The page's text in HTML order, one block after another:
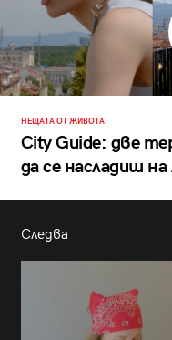
НЕЩАТА ОТ ЖИВОТА
City Guide: две
да се насладиш
Следва